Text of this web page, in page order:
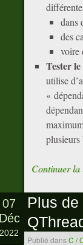
dans
des
voire
Tester
utilise
«
plusieurs
Continuer la
Plus
Publié dansC /
07
2022